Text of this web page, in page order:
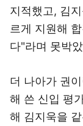
지적했고, 김
르게 지원해
다"라며 못박
더 나아가 권
해 쓴 신입 평
해 김지욱을